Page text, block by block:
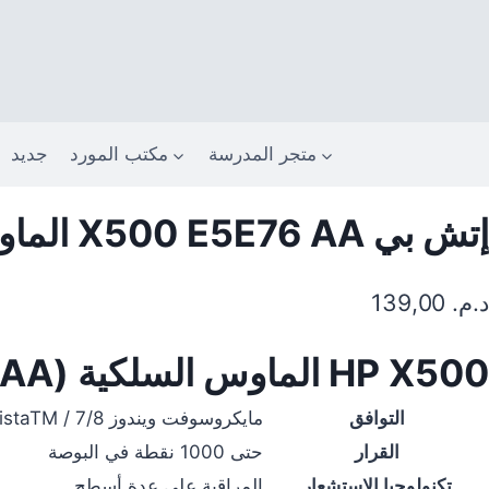
متجر المدرسة مكتب المورد جديد
إتش بي X500 E5E76 AA الماوس السلكية
د.م.
HP X500 الماوس السلكية (E5E76AA)
التوافق
مايكروسوفت ويندوز XP / VistaTM / 7/8 / ماك OSX
القرار
حتى 1000 نقطة في البوصة